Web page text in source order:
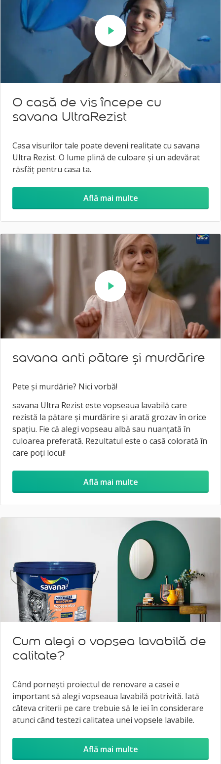
O casă de vis începe cu
savana UltraRezist
Casa visurilor tale poate deveni realitate cu savana
Ultra Rezist. O lume plină de culoare și un adevărat
răsfăț pentru casa ta.
Află mai multe
Play
savana anti pătare și murdărire
Pete și murdărie? Nici vorbă!
savana Ultra Rezist este vopseaua lavabilă care
rezistă la pătare și murdărire și arată grozav în orice
spațiu. Fie că alegi vopseau albă sau nuanțată în
culoarea preferată. Rezultatul este o casă colorată în
care poți locui!
Află mai multe
Cum alegi o vopsea lavabilă de
calitate?
Când porneşti proiectul de renovare a casei e
important să alegi vopseaua lavabilă potrivită. Iată
câteva criterii pe care trebuie să le iei în considerare
atunci când testezi calitatea unei vopsele lavabile.
Află mai multe